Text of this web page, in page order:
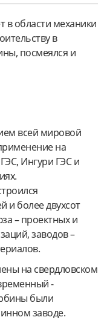
в области механики
в
посмеялся и
всей мировой
на
Ингури ГЭС и
и более двухсот
– проектных и
заводов –
на свердловском
-
были
заводе.